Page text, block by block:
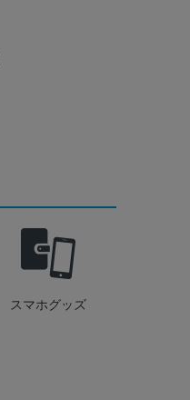
スマホグッズ